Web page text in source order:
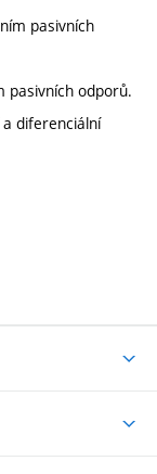
pasivních
pasivních odporů.
diferenciální